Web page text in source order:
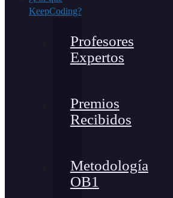
KeepCoding?
Profesores
Expertos
Premios
Recibidos
Metodología
OB1